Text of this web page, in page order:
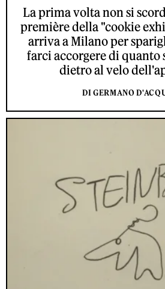
La prima volta non si
première della "cookie
arriva a Milano per
farci accorgere di quanto
dietro al velo
DI GERMANO